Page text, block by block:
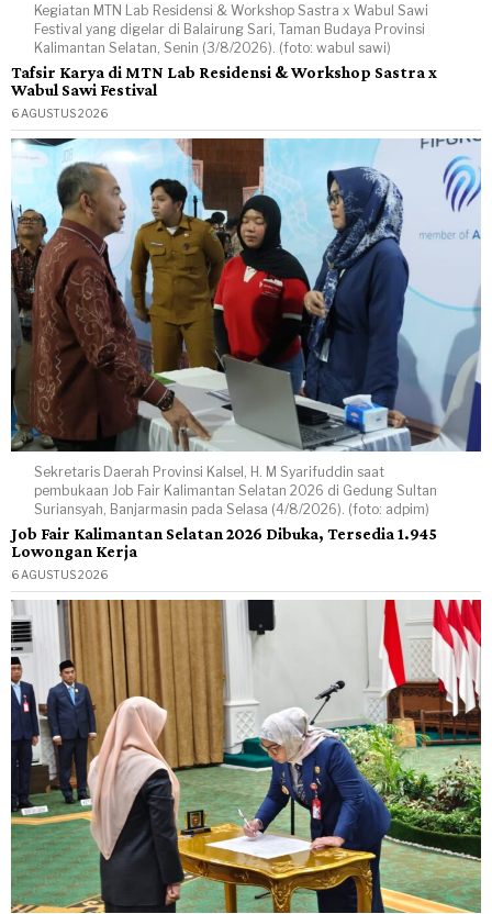
Kegiatan MTN Lab Residensi & Workshop Sastra x Wabul Sawi
Festival yang digelar di Balairung Sari, Taman Budaya Provinsi
Kalimantan Selatan, Senin (3/8/2026). (foto: wabul sawi)
Tafsir Karya di MTN Lab Residensi & Workshop Sastra x
Wabul Sawi Festival
6 AGUSTUS 2026
Sekretaris Daerah Provinsi Kalsel, H. M Syarifuddin saat
pembukaan Job Fair Kalimantan Selatan 2026 di Gedung Sultan
Suriansyah, Banjarmasin pada Selasa (4/8/2026). (foto: adpim)
Job Fair Kalimantan Selatan 2026 Dibuka, Tersedia 1.945
Lowongan Kerja
6 AGUSTUS 2026